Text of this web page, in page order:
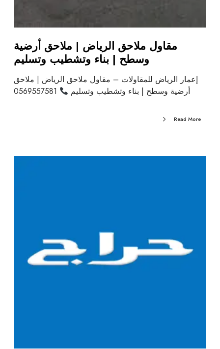
مقاول ملاحق الرياض | ملاحق أرضية
وسطح | بناء وتشطيب وتسليم
إعمار الرياض للمقاولات – مقاول ملاحق الرياض | ملاحق
أرضية وسطح | بناء وتشطيب وتسليم
Read More